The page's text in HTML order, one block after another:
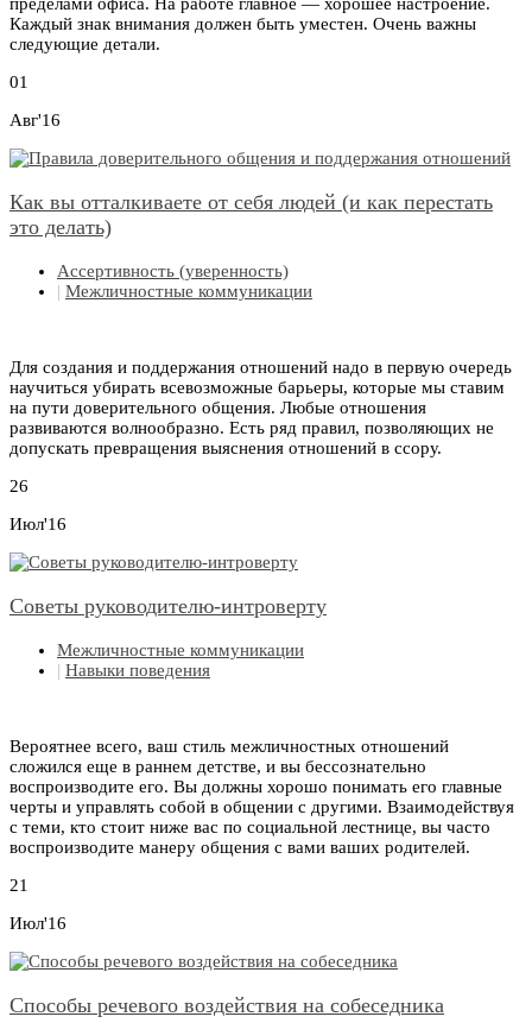
пределами офиса. На работе главное — хорошее настроение.
Каждый знак внимания должен быть уместен. Очень важны
следующие детали.
01
Авг'16
Как вы отталкиваете от себя людей (и как перестать
это делать)
Ассертивность (уверенность)
| Межличностные коммуникации
Для создания и поддержания отношений надо в первую очередь
научиться убирать всевозможные барьеры, которые мы ставим
на пути доверительного общения. Любые отношения
развиваются волнообразно. Есть ряд правил, позволяющих не
допускать превращения выяснения отношений в ссору.
26
Июл'16
Советы руководителю-интроверту
Межличностные коммуникации
| Навыки поведения
Вероятнее всего, ваш стиль межличностных отношений
сложился еще в раннем детстве, и вы бессознательно
воспроизводите его. Вы должны хорошо понимать его главные
черты и управлять собой в общении с другими. Взаимодействуя
с теми, кто стоит ниже вас по социальной лестнице, вы часто
воспроизводите манеру общения с вами ваших родителей.
21
Июл'16
Способы речевого воздействия на собеседника